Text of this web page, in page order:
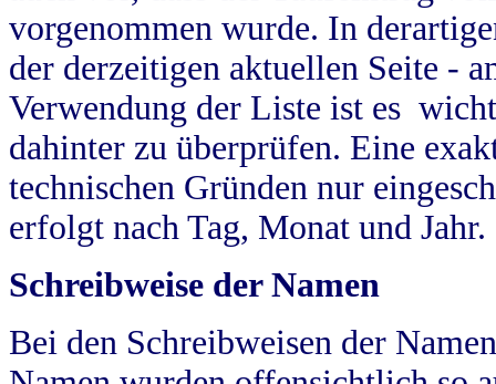
vorgenommen wurde. In
der derzeitigen aktuellen Seite -
Verwendung der Liste ist es
dahinter zu überprüfen. Eine
technischen Gründen nur
erfolgt nach Tag, Monat und Jahr.
Schreibweise der Namen
Bei den Schreibweisen der